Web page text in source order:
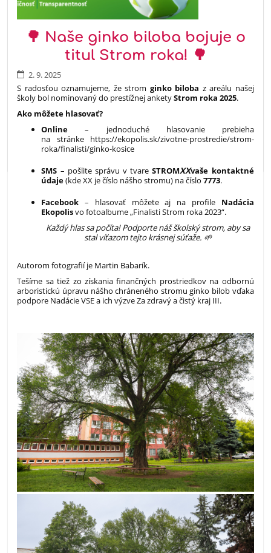
🌳 Naše ginko biloba bojuje o
titul Strom roka! 🌳
2. 9. 2025
S radosťou oznamujeme, že strom ginko biloba z areálu našej
školy bol nominovaný do prestížnej anketyStrom roka 2025.
Ako môžete hlasovať?
Online – jednoduché hlasovanie prebieha
na stránke https://ekopolis.sk/zivotne-prostredie/strom-
roka/finalisti/ginko-kosice
SMS – pošlite správu v tvareSTROMXXvaše kontaktné
údaje(kde XX je číslo nášho stromu) na číslo7773.
Facebook – hlasovať môžete aj na profile Nadácia
Ekopolisvo fotoalbume „Finalisti Strom roka 2023“.
Každý hlas sa počíta! Podporte náš školský strom, aby sa
stal víťazom tejto krásnej súťaže. 🌱
Autorom fotografií je Martin Babarík.
Tešíme sa tiež zo získania finančných prostriedkov na odbornú
arboristickú úpravu nášho chráneného stromu ginko bilob vďaka
podpore Nadácie VSE a ich výzve Za zdravý a čistý kraj III.